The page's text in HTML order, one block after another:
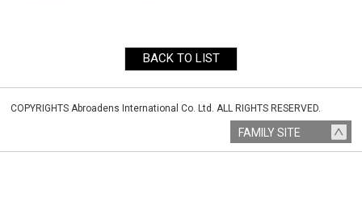
COPYRIGHTS Abroadens International Co. Ltd. ALL RIGHTS RESERVED.
FAMILY SITE